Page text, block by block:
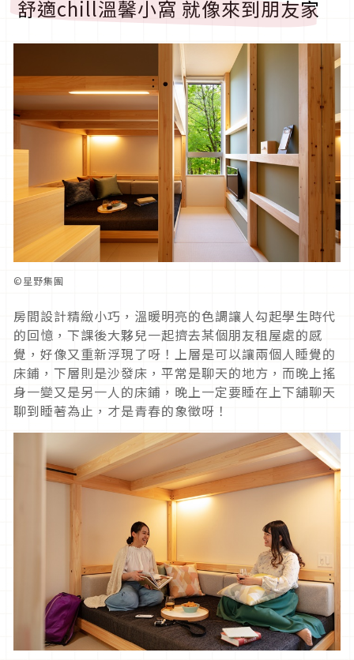
舒適chill溫馨小窩 就像來到朋友家
©星野集團
房間設計精緻小巧，溫暖明亮的色調讓人勾起學生時代
的回憶，下課後大夥兒一起擠去某個朋友租屋處的感
覺，好像又重新浮現了呀！上層是可以讓兩個人睡覺的
床鋪，下層則是沙發床，平常是聊天的地方，而晚上搖
身一變又是另一人的床鋪，晚上一定要睡在上下舖聊天
聊到睡著為止，才是青春的象徵呀！